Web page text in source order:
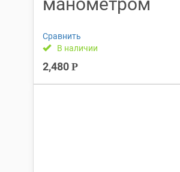
Сравнить
В наличии
2,480 Р